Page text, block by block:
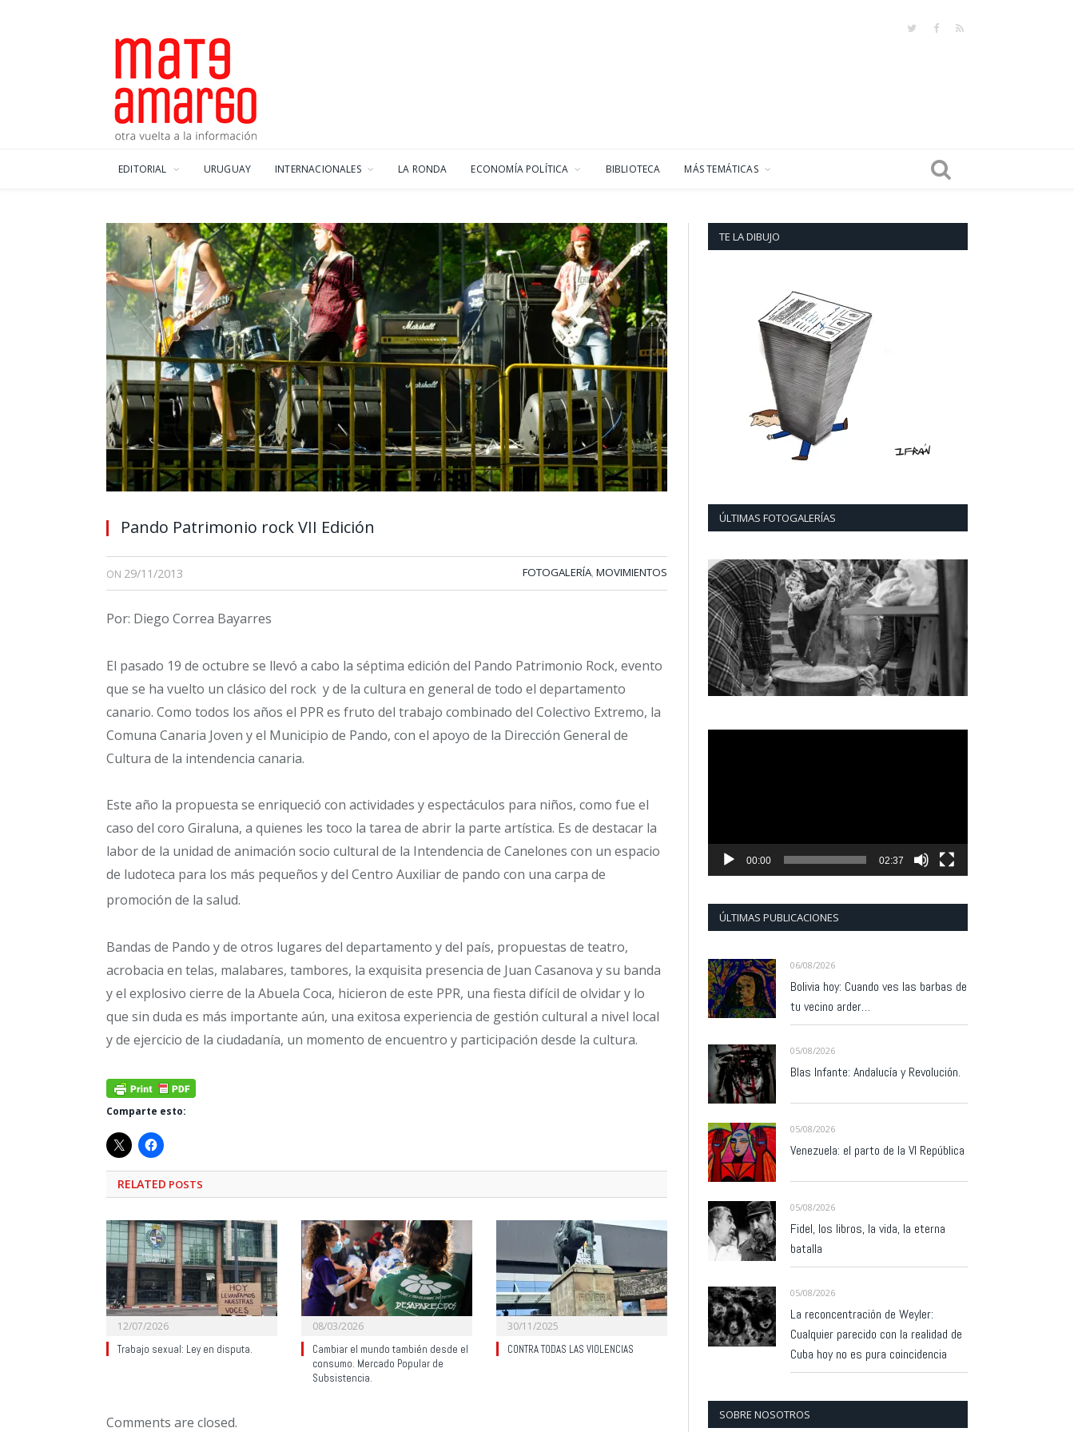
TwitterFacebook
RSS
EDITORIAL URUGUAY INTERNACIONALES LA RONDA ECONOMÍA POLÍTICA BIBLIOTECA MÁS TEMÁTICAS
Pando Patrimonio rock VII Edición
ON 29/11/2013 FOTOGALERÍA, MOVIMIENTOS
Por: Diego Correa Bayarres
El pasado 19 de octubre se llevó a cabo la séptima edición del Pando Patrimonio Rock, evento
que se ha vuelto un clásico del rock y de la cultura en general de todo el departamento
canario. Como todos los años el PPR es fruto del trabajo combinado del Colectivo Extremo, la
Comuna Canaria Joven y el Municipio de Pando, con el apoyo de la Dirección General de
Cultura de la intendencia canaria.
Este año la propuesta se enriqueció con actividades y espectáculos para niños, como fue el
caso del coro Giraluna, a quienes les toco la tarea de abrir la parte artística. Es de destacar la
labor de la unidad de animación socio cultural de la Intendencia de Canelones con un espacio
de ludoteca para los más pequeños y del Centro Auxiliar de pando con una carpa de
promoción de la salud.
Bandas de Pando y de otros lugares del departamento y del país, propuestas de teatro,
acrobacia en telas, malabares, tambores, la exquisita presencia de Juan Casanova y su banda
y el explosivo cierre de la Abuela Coca, hicieron de este PPR, una fiesta difícil de olvidar y lo
que sin duda es más importante aún, una exitosa experiencia de gestión cultural a nivel local
y de ejercicio de la ciudadanía, un momento de encuentro y participación desde la cultura.
Comparte esto:
RELATED POSTS
12/07/2026
Trabajo sexual: Ley en disputa.
08/03/2026
Cambiar el mundo también desde el
consumo. Mercado Popular de
Subsistencia.
30/11/2025
CONTRA TODAS LAS VIOLENCIAS
Comments are closed.
TE LA DIBUJO
ÚLTIMAS FOTOGALERÍAS
00:00 02:37
ÚLTIMAS PUBLICACIONES
06/08/2026
Bolivia hoy: Cuando ves las barbas de
tu vecino arder…
05/08/2026
Blas Infante: Andalucía y Revolución.
05/08/2026
Venezuela: el parto de la VI República
05/08/2026
Fidel, los libros, la vida, la eterna
batalla
05/08/2026
La reconcentración de Weyler:
Cualquier parecido con la realidad de
Cuba hoy no es pura coincidencia
SOBRE NOSOTROS